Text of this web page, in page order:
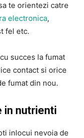
te orientezi catre
electronica,
fel etc.
succes la fumat
contact si orice
fumat din nou.
in nutrienti
inlocui nevoia de